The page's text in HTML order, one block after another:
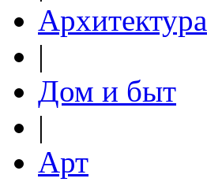
Архитектура
|
Дом и быт
|
Арт